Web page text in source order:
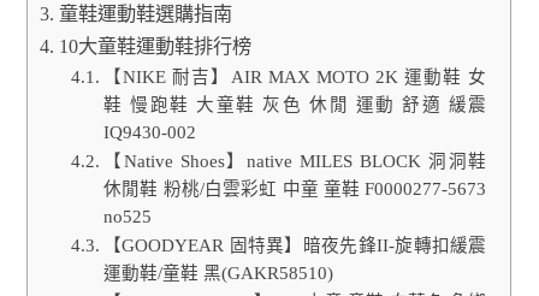
童鞋運動鞋選購指南
10大童鞋運動鞋排行榜
【NIKE 耐吉】AIR MAX MOTO 2K 運動鞋 女
鞋 慢跑鞋 大童鞋 灰色 休閒 運動 舒適 緩震
IQ9430-002
【Native Shoes】native MILES BLOCK 洞洞鞋
休閒鞋 粉桃/白雲彩虹 中童 童鞋 F0000277-5673
no525
【GOODYEAR 固特異】暗夜先鋒II-旋轉扣緩震
運動鞋/童鞋 黑(GAKR58510)